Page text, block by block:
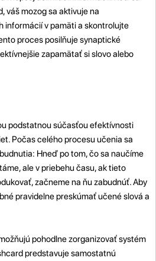
váš mozog sa aktivuje na
informácií v pamäti a skontrolujte
proces posilňuje synaptické
zapamätať si slovo alebo
podstatnou súčasťou efektívnosti
Počas celého procesu učenia sa
Hneď po tom, čo sa naučíme
ale v priebehu času, ak tieto
začneme na ňu zabudnúť. Aby
pravidelne preskúmať učené slová a
pohodlne zorganizovať systém
predstavuje samostatnú